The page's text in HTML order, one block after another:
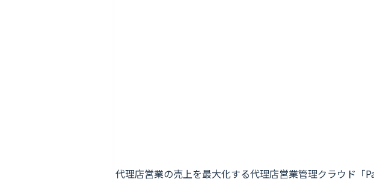
代理店営業の売上を最大化する代理店営業管理クラウド